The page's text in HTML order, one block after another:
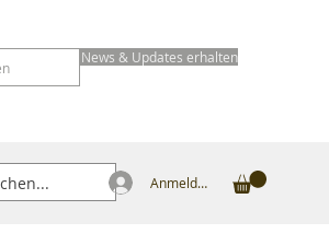
News & Updates erhalten
Anmelden